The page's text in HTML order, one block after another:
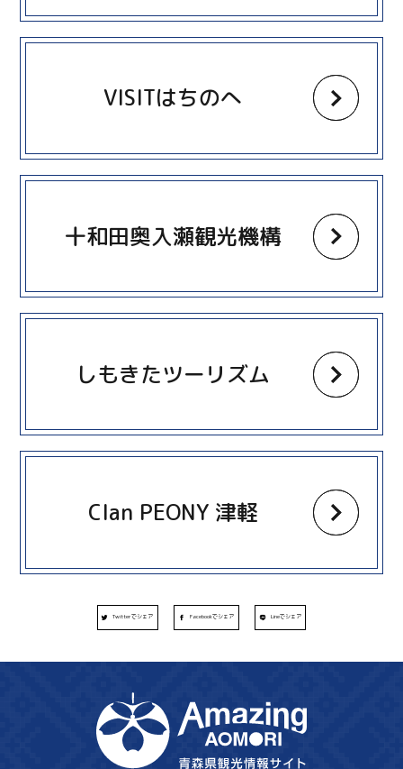
VISITはちのへ
more
十和田奥入瀬観光機構
more
しもきたツーリズム
more
Clan PEONY 津軽
more
Twitterでシェア Facebookでシェア Lineでシェア